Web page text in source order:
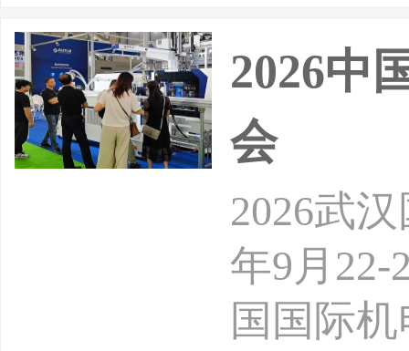
2026中
会
2026武
年9月22-
国国际